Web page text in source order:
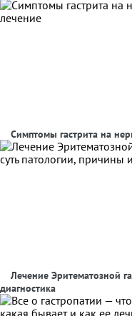
Симптомы гастрита на
Лечение Эритематозной
диагностика